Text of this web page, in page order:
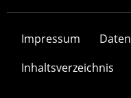
Impressum
Inhaltsverzeichnis